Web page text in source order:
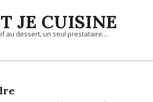
JE CUISINE
au dessert, un seul prestataire....